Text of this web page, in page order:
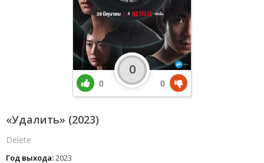
«Удалить» (2023)
Delete
Год выхода:2023
0
0
0